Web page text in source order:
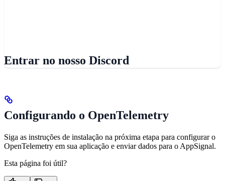
Entrar no nosso Discord
Configurando o OpenTelemetry
Siga as instruções de instalação na próxima etapa para configurar o
OpenTelemetry em sua aplicação e enviar dados para o AppSignal.
Esta página foi útil?